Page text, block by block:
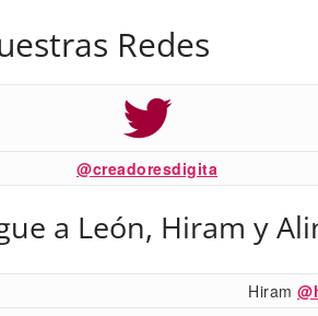
Redes
@creadoresdigita
a León, Hiram y
Hiram